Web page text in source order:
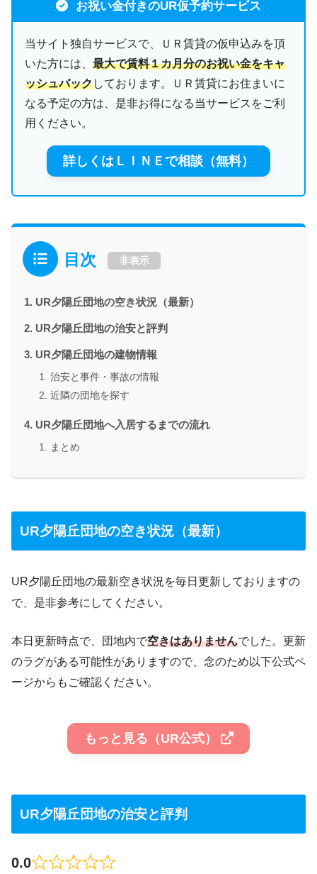
お祝い金付きのUR仮予約サービス
当サイト独自サービスで、ＵＲ賃貸の仮申込みを頂
いた方には、最大で賃料１カ月分のお祝い金をキャ
ッシュバックしております。ＵＲ賃貸にお住まいに
なる予定の方は、是非お得になる当サービスをご利
用ください。
詳しくはＬＩＮＥで相談（無料）
目次 非表示
UR夕陽丘団地の空き状況（最新）
UR夕陽丘団地の治安と評判
UR夕陽丘団地の建物情報
治安と事件・事故の情報
近隣の団地を探す
UR夕陽丘団地へ入居するまでの流れ
まとめ
UR夕陽丘団地の空き状況（最新）
UR夕陽丘団地の最新空き状況を毎日更新しておりますの
で、是非参考にしてください。
本日更新時点で、団地内で空きはありませんでした。更新
のラグがある可能性がありますので、念のため以下公式ペ
ージからもご確認ください。
もっと見る（UR公式）
UR夕陽丘団地の治安と評判
0.0